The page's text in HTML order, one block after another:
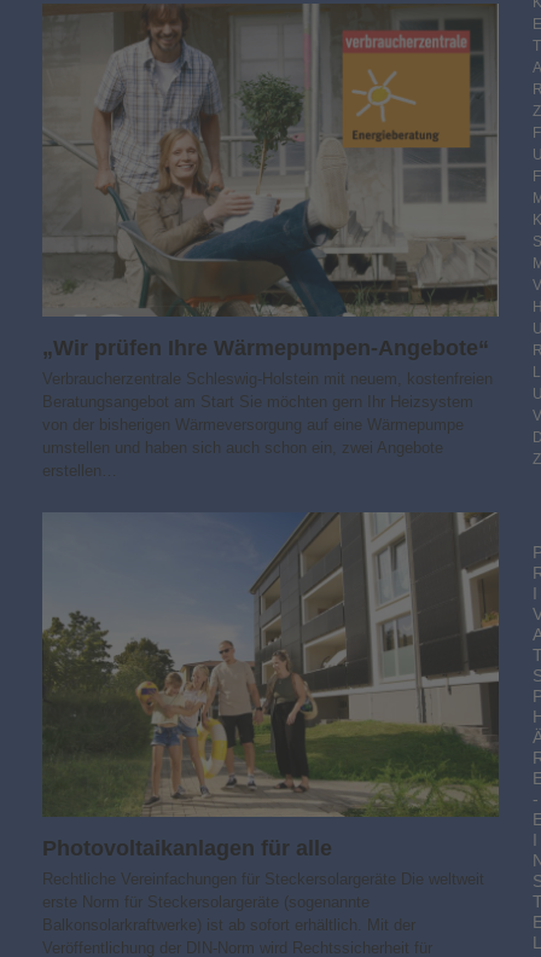
„Wir prüfen Ihre Wärmepumpen-Angebote“
Verbraucherzentrale Schleswig-Holstein mit neuem, kostenfreien
Beratungsangebot am Start Sie möchten gern Ihr Heizsystem
von der bisherigen Wärmeversorgung auf eine Wärmepumpe
umstellen und haben sich auch schon ein, zwei Angebote
erstellen…
Photovoltaik­­anlagen für alle
Rechtliche Vereinfachungen für Steckersolargeräte Die weltweit
erste Norm für Steckersolargeräte (sogenannte
Balkonsolarkraftwerke) ist ab sofort erhältlich. Mit der
Veröffentlichung der DIN-Norm wird Rechtssicherheit für
I
-
I
L